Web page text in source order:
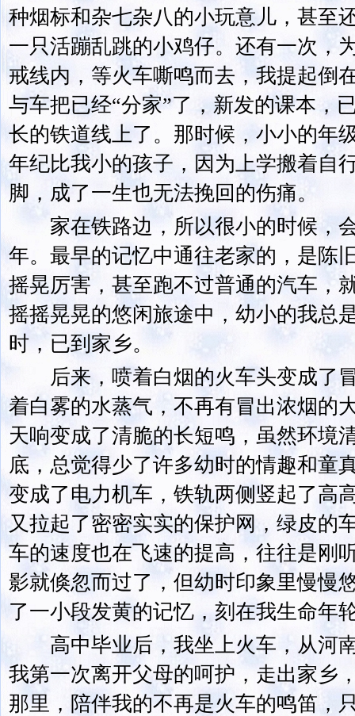
种烟标和杂七杂八的小玩意儿，甚至
一只活蹦乱跳的小鸡仔。还有一次，
戒线内，等火车嘶鸣而去，我提起倒
与车把已经“分家”了，新发的课本，
长的铁道线上了。那时候，小小的年
年纪比我小的孩子，因为上学搬着自
脚，成了一生也无法挽回的伤痛。
家在铁路边，所以很小的时候，
年。最早的记忆中通往老家的，是陈
摇晃厉害，甚至跑不过普通的汽车，
摇摇晃晃的悠闲旅途中，幼小的我总
时，已到家乡。
后来，喷着白烟的火车头变成了
着白雾的水蒸气，不再有冒出浓烟的
天响变成了清脆的长短鸣，虽然环境
底，总觉得少了许多幼时的情趣和童
变成了电力机车，铁轨两侧竖起了高
又拉起了密密实实的保护网，绿皮的
车的速度也在飞速的提高，往往是刚
影就倏忽而过了，但幼时印象里慢慢
了一小段发黄的记忆，刻在我生命年
高中毕业后，我坐上火车，从河
我第一次离开父母的呵护，走出家乡
那里，陪伴我的不再是火车的鸣笛，